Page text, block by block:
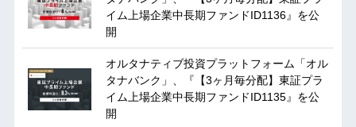
イム上場企業中長期ファンドID1136』を公
開
オルタナティブ投資プラットフォーム「オル
タナバンク」、『【3ヶ月毎分配】東証プラ
イム上場企業中長期ファンドID1135』を公
開